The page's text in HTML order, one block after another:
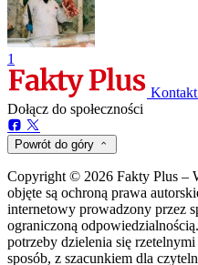
1
Dołącz do społeczności
Powrót do góry
Copyright © 2026 Fakty Plus –
objęte są ochroną prawa
internetowy prowadzony przez
ograniczoną
potrzeby dzielenia się
sposób, z szacunkiem dla